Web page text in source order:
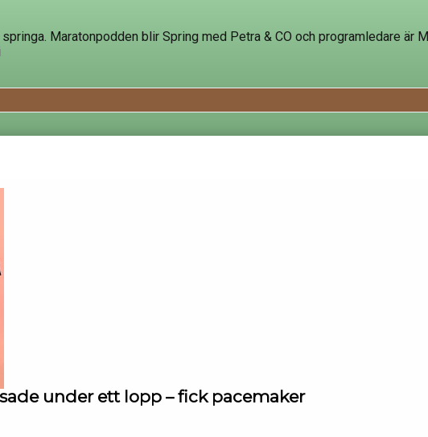
Maratonpodden blir Spring med Petra & CO och programledare är
under ett lopp – fick pacemaker